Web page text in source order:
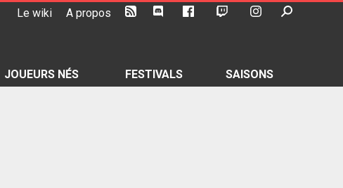
Le wiki A propos
JOUEURS NÉS FESTIVALS SAISONS